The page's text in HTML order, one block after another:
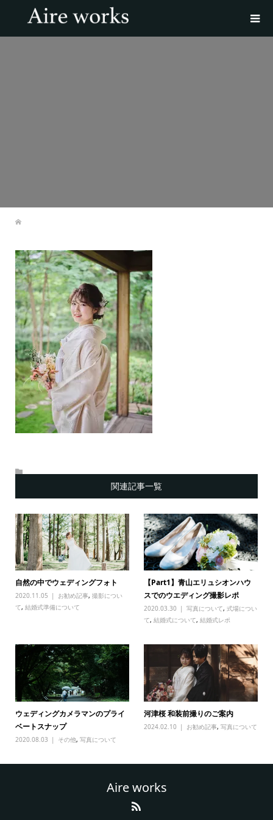
関連記事一覧
自然の中でウェディングフォト
2020.11.05 お勧め記事, 撮影につい
て, 結婚式準備について
【Part1】青山エリュシオンハウ
スでのウエディング撮影レポ
2020.03.30 写真について,式場につい
て,結婚式について,結婚式レポ
ウェディングカメラマンのプライ
ベートスナップ
2020.08.03 その他, 写真について
河津桜 和装前撮りのご案内
2024.02.10 お勧め記事,写真について
Aire works